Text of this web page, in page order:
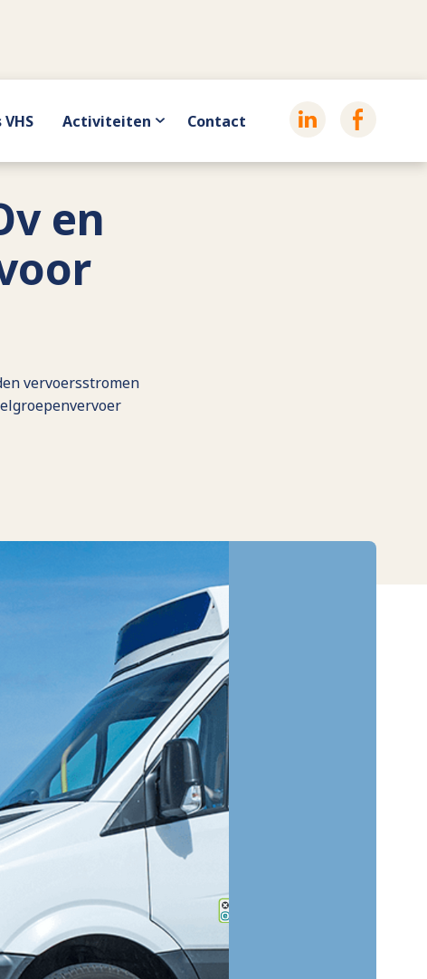
Activiteiten Contact
en
vervoersstromen